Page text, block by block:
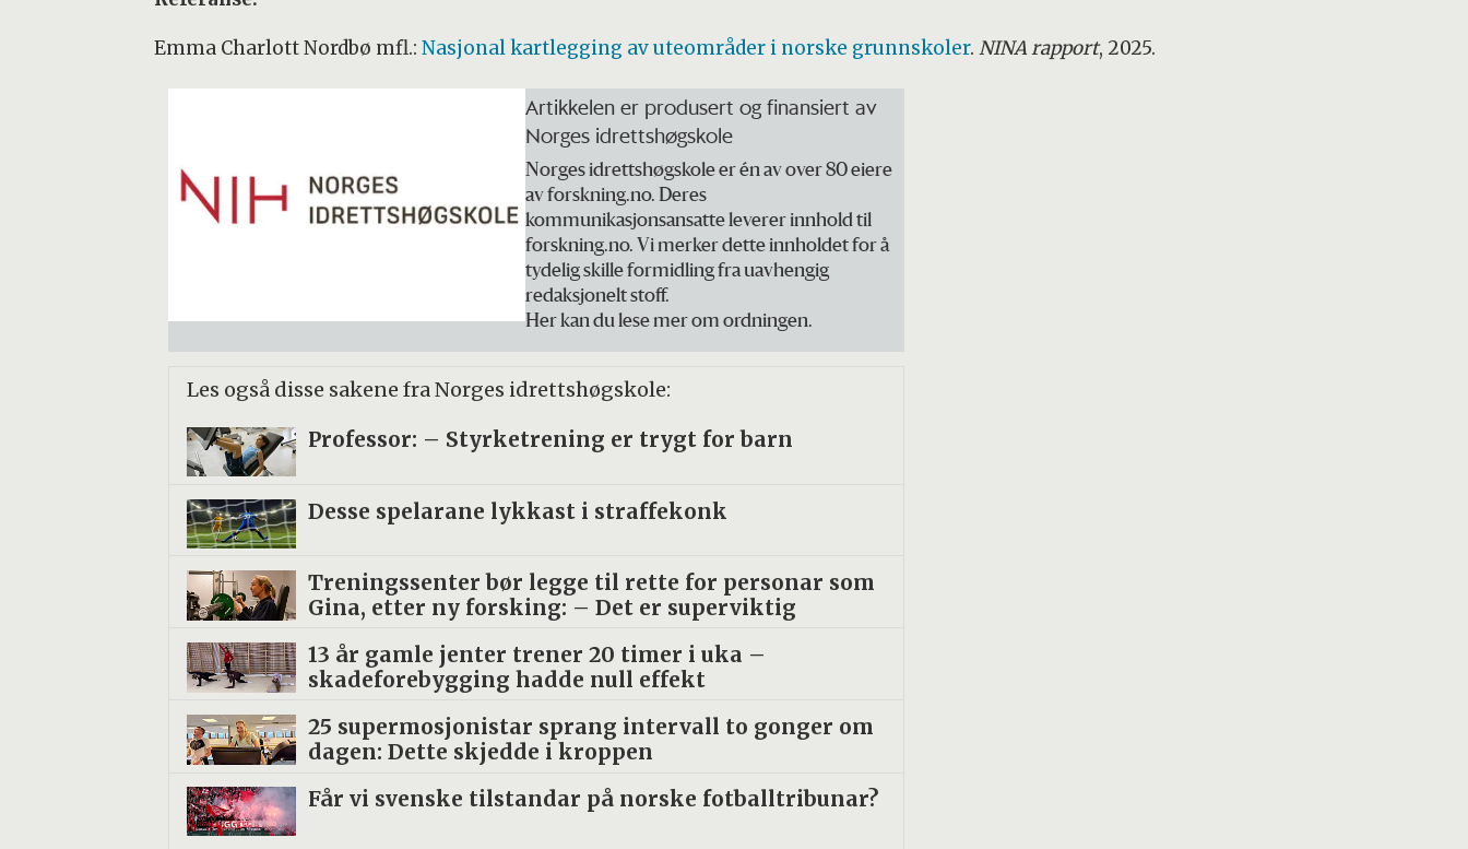
Emma Charlott Nordbø mfl.: Nasjonal kartlegging av uteområder i norske grunnskoler. NINA rapport, 2025.
Artikkelen er produsert og finansiert av
Norges idrettshøgskole
Norges idrettshøgskole er én av over 80 eiere
av forskning.no. Deres
kommunikasjonsansatte leverer innhold til
forskning.no. Vi merker dette innholdet for å
tydelig skille formidling fra uavhengig
redaksjonelt stoff.
Her kan du lese mer om ordningen.
Les også disse sakene fra Norges idrettshøgskole:
Professor: – Styrke­trening er trygt for barn
Desse spelarane lykkast i straffekonk
Treningssenter bør legge til rette for personar som
Gina, etter ny forsking: – Det er superviktig
13 år gamle jenter trener 20 timer i uka –
skadeforebygging hadde null effekt
25 supermosjonistar sprang intervall to gonger om
dagen: Dette skjedde i kroppen
Får vi svenske tilstandar på norske fotballtribunar?